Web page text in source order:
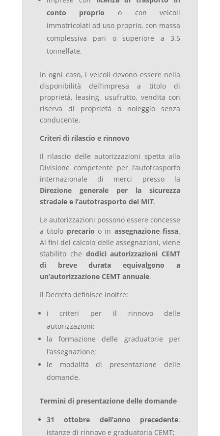
conto proprio o con veicoli
immatricolati ad uso proprio, con massa
complessiva pari o superiore a 3,5
tonnellate.
In ogni caso, i veicoli devono essere nella
disponibilità dell’impresa a titolo di
proprietà, leasing, usufrutto, vendita con
riserva di proprietà o noleggio senza
conducente.
Criteri di rilascio e rinnovo
Il rilascio delle autorizzazioni spetta alla
Divisione competente per l’autotrasporto
internazionale di merci presso la
Direzione generale per la sicurezza
stradale e l’autotrasporto del MIT.
Le autorizzazioni possono essere concesse
a titolo precario o in assegnazione fissa.
Ai fini del calcolo delle assegnazioni, viene
stabilito che dodici autorizzazioni CEMT
di breve durata equivalgono a
un’autorizzazione CEMT annuale.
Il Decreto definisce inoltre:
i criteri per il rinnovo delle
autorizzazioni;
la formazione delle graduatorie per
l’assegnazione;
le modalità di presentazione delle
domande.
Termini di presentazione delle domande
31 ottobre dell’anno precedente:
istanze di rinnovo e graduatoria CEMT;